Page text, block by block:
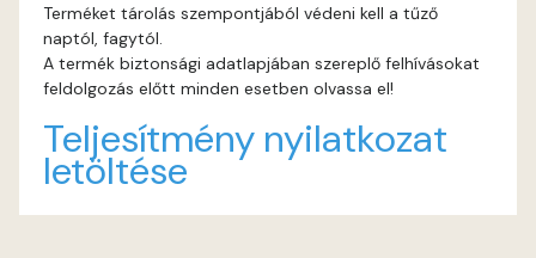
Terméket tárolás szempontjából védeni kell a tűző
naptól, fagytól.
A termék biztonsági adatlapjában szereplő felhívásokat
feldolgozás előtt minden esetben olvassa el!
Teljesítmény nyilatkozat
letöltése